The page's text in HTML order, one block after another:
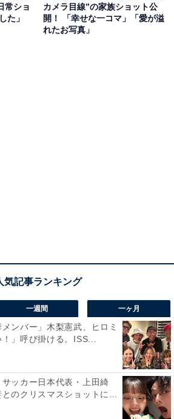
常ショ
た」
カメラ目線”の家族ショット公
開！ 「幸せな一コマ」「愛が溢
れたお写真」
一週間 一ヶ月
メンバー」木梨憲武、ヒロミ
」呼び掛ける。ISS...
サッカー日本代表・上田綺
のクリスマスショットに...